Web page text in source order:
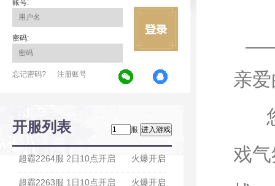
账号:
密码:
忘记密码? 注册账号
开服列表 服
火爆开启
超霸2264服 2日10点开启
火爆开启
超霸2263服 1日10点开启
亲
您
戏